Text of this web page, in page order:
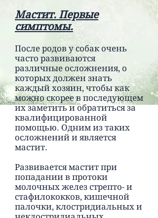
Мастит. Первые
симптомы.
После родов у собак очень
часто развиваются
различные осложнения, о
которых должен знать
каждый хозяин, чтобы как
можно скорее в последующем
их заметить и обратиться за
квалифицированной
помощью. Одним из таких
осложнений и является
мастит.
Развивается мастит при
попадании в протоки
молочных желез стрепто- и
стафилококков, кишечной
палочки, клостридиальных и